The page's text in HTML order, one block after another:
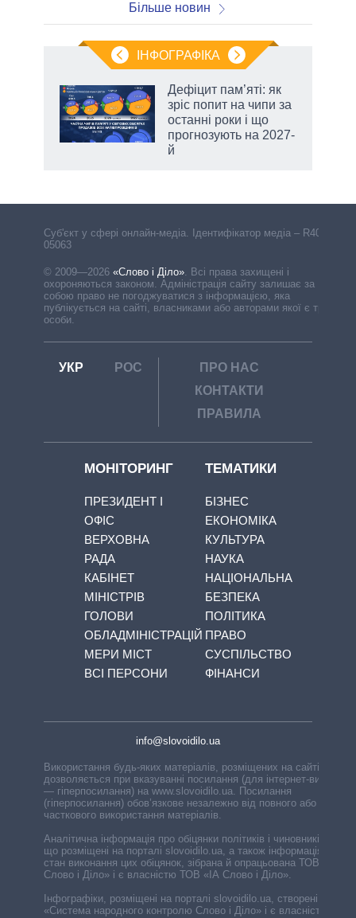
Більше новин
ІНФОГРАФІКА
Дефіцит пам’яті: як
зріс попит на чипи за
останні роки і що
прогнозують на 2027-
й
Cуб'єкт у сфері онлайн-медіа. Ідентифікатор медіа – R40-
05063
© 2009—2026 «Слово і Діло». Всі права захищені і
охороняються законом. Адміністрація сайту залишає за
собою право не погоджуватися з інформацією, яка
публікується на сайті, власниками або авторами якої є треті
особи.
УКР РОС
ПРО НАС
КОНТАКТИ
ПРАВИЛА
МОНІТОРИНГ
ПРЕЗИДЕНТ І
ОФІС
ВЕРХОВНА
РАДА
КАБІНЕТ
МІНІСТРІВ
ГОЛОВИ
ОБЛАДМІНІСТРАЦІЙ
МЕРИ МІСТ
ВСІ ПЕРСОНИ
ТЕМАТИКИ
БІЗНЕС
ЕКОНОМІКА
КУЛЬТУРА
НАУКА
НАЦІОНАЛЬНА
БЕЗПЕКА
ПОЛІТИКА
ПРАВО
СУСПІЛЬСТВО
ФІНАНСИ
info@slovoidilo.ua
Використання будь-яких матеріалів, розміщених на сайті,
дозволяється при вказуванні посилання (для інтернет-видань
— гіперпосилання) на www.slovoidilo.ua. Посилання
(гіперпосилання) обов’язкове незалежно від повного або
часткового використання матеріалів.
Аналітична інформація про обіцянки політиків і чиновників,
що розміщені на порталі slovoidilo.ua, а також інформація про
стан виконання цих обіцянок, зібрана й опрацьована ТОВ «ІА
Слово і Діло» і є власністю ТОВ «ІА Слово і Діло».
Інфографіки, розміщені на порталі slovoidilo.ua, створені ГО
«Система народного контролю Слово і Діло» і є власністю